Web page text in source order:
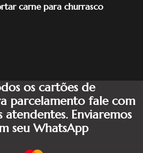
carne para churrasco
os cartões de
parcelamento fale com
atendentes. Enviaremos
seu WhatsApp